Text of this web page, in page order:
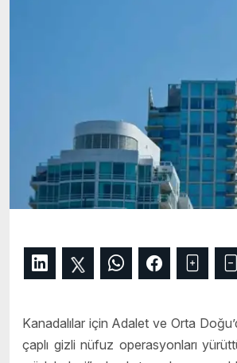
Kanadalılar için Adalet ve Orta
çaplı gizli nüfuz operasyonları